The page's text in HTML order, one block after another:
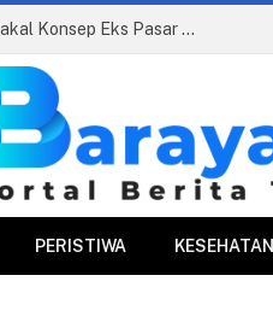
Siapkan Beauty Contest, Perumda Pasar Bakal Konsep Eks Pasar Bogor Jadi Kawasan Terpadu
PERISTIWA KESEHATAN